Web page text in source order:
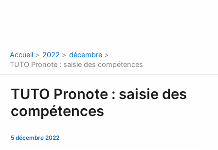
Accueil 2022
décembre
TUTO Pronote : saisie des compétences
TUTO Pronote : saisie des
compétences
5 décembre 2022